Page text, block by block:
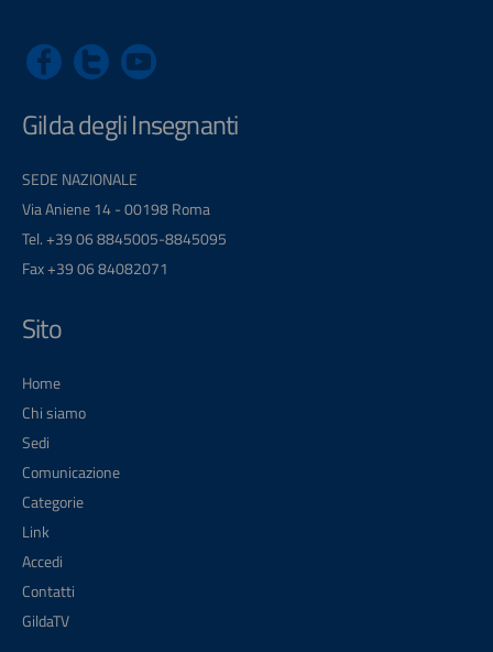
Gilda degli Insegnanti
SEDE NAZIONALE
Via Aniene 14 - 00198 Roma
Tel. +39 06 8845005-8845095
Fax +39 06 84082071
Sito
Home
Chi siamo
Sedi
Comunicazione
Categorie
Link
Accedi
Contatti
GildaTV